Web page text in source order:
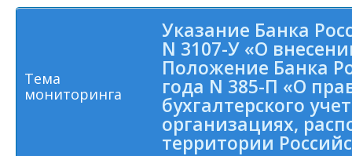
Тема
мониторинга
Указание Банка
N 3107-У «О
Положение Банка
года N 385-П «О
бухгалтерского
организациях,
территории